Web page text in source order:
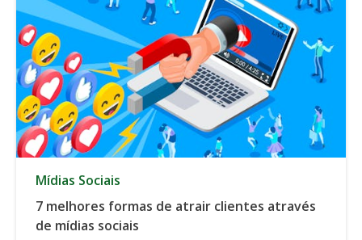
Mídias Sociais
7 melhores formas de atrair clientes através
de mídias sociais